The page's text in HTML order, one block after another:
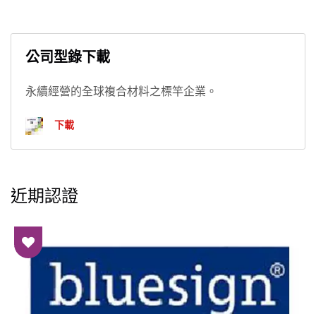
公司型錄下載
永續經營的全球複合材料之標竿企業。
下載
近期認證